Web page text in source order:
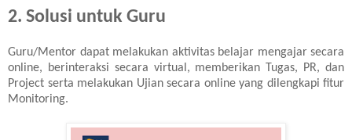
2. Solusi untuk Guru
Guru/Mentor dapat melakukan aktivitas belajar mengajar secara
online, berinteraksi secara virtual, memberikan Tugas, PR, dan
Project serta melakukan Ujian secara online yang dilengkapi fitur
Monitoring.